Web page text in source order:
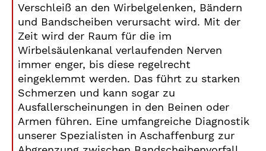
Verschleiß an den Wirbelgelenken, Bändern
und Bandscheiben verursacht wird. Mit der
Zeit wird der Raum für die im
Wirbelsäulenkanal verlaufenden Nerven
immer enger, bis diese regelrecht
eingeklemmt werden. Das führt zu starken
Schmerzen und kann sogar zu
Ausfallerscheinungen in den Beinen oder
Armen führen. Eine umfangreiche Diagnostik
unserer Spezialisten in Aschaffenburg zur